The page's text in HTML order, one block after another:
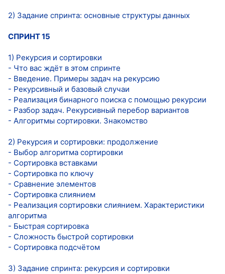
2) Задание спринта: основные структуры данных
СПРИНТ 15
1) Рекурсия и сортировки
- Что вас ждёт в этом спринте
- Введение. Примеры задач на рекурсию
- Рекурсивный и базовый случаи
- Реализация бинарного поиска с помощью рекурсии
- Разбор задач. Рекурсивный перебор вариантов
- Алгоритмы сортировки. Знакомство
2) Рекурсия и сортировки: продолжение
- Выбор алгоритма сортировки
- Сортировка вставками
- Сортировка по ключу
- Сравнение элементов
- Сортировка слиянием
- Реализация сортировки слиянием. Характеристики
алгоритма
- Быстрая сортировка
- Сложность быстрой сортировки
- Сортировка подсчётом
3) Задание спринта: рекурсия и сортировки